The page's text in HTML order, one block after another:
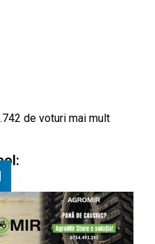
de voturi mai mult